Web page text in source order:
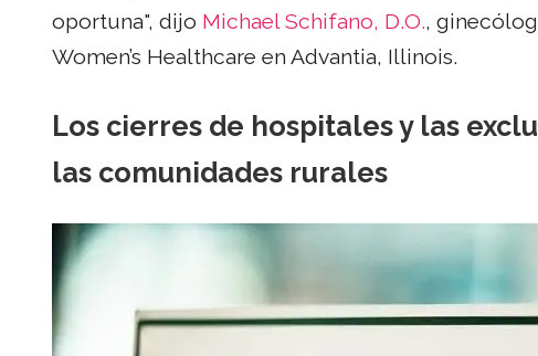
oportuna", dijo Michael Schifano, D.O.,
Women’s Healthcare en Advantia, Illinois.
Los cierres de hospitales y las
las comunidades rurales